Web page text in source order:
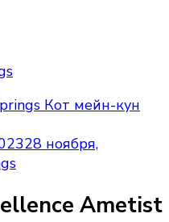
kittens
их красотой,
об их
или приобрести
условиях Договора
Кот мейн-кун
28 ноября,
Ametist